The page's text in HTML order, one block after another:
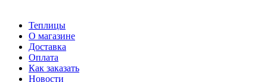
Теплицы
О магазине
Доставка
Оплата
Как заказать
Новости